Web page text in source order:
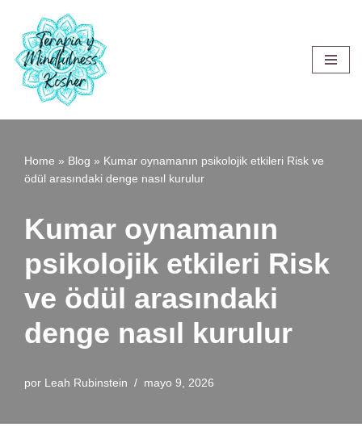
Saltar
al
contenido
Home » Blog » Kumar oynamanın psikolojik etkileri Risk ve
ödül arasındaki denge nasıl kurulur
Kumar oynamanın
psikolojik etkileri Risk
ve ödül arasındaki
denge nasıl kurulur
por Leah Rubinstein mayo 9, 2026